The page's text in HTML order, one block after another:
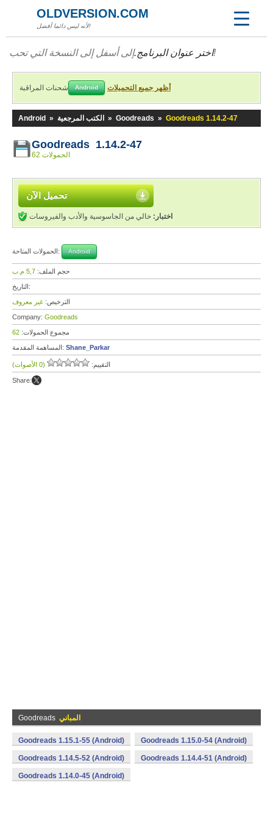
OLDVERSION.COM
لأنه ليس دائما أفضل!
اختر عنوان البرنامج.إلى أسفل إلى النسخة التي تحب!
شحنات المراقبة Android أظهر جميع التحميلات
Android » الكتب المرجعية » Goodreads » Goodreads 1.14.2-47
Goodreads 1.14.2-47
62 الحمولات
تحميل الآن
اختبار: خالي من الجاسوسية والأدب والفيروسات
الحمولات المتاحة: Android
حجم الملف: 5,7 م.ب
التاريخ:
الترخيص: غير معروف
Company: Goodreads
مجموع الحمولات: 62
المساهمة المقدمة: Shane_Parkar
التقييم: (0 الأصوات)
Share:
Goodreads المباني
Goodreads 1.15.1-55 (Android) Goodreads 1.15.0-54 (Android)
Goodreads 1.14.5-52 (Android) Goodreads 1.14.4-51 (Android)
Goodreads 1.14.0-45 (Android)